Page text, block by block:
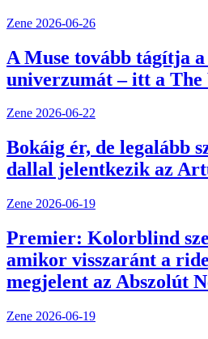
Zene 2026-06-26
A Muse tovább tágítja a
univerzumát – itt a The
Zene 2026-06-22
Bokáig ér, de legalább
dallal jelentkezik az
Zene 2026-06-19
Premier: Kolorblind
amikor visszaránt a
megjelent az Abszolút
Zene 2026-06-19